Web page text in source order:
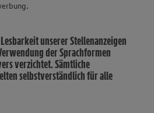
unserer Stellenanzeigen
der Sprachformen
verzichtet. Sämtliche
selbstverständlich für alle